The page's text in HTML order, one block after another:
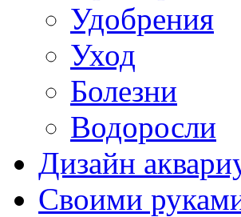
Удобрения
Уход
Болезни
Водоросли
Дизайн
Своими